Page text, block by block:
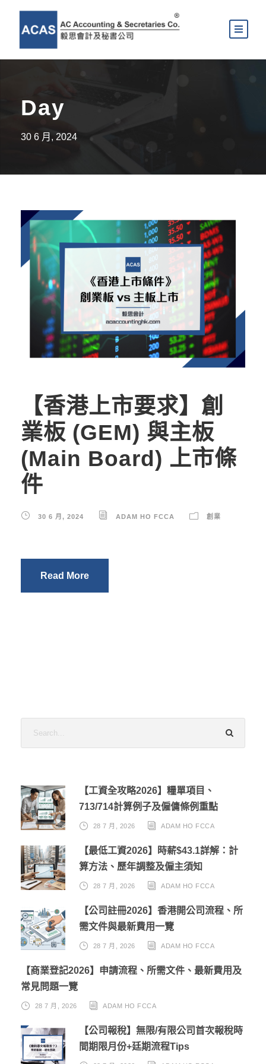
Day
30 6 月, 2024
【香港上市要求】創
業板 (GEM) 與主板
(Main Board) 上市條
件
30 6 月, 2024 ADAM HO FCCA 創業
Read More
【工資全攻略2026】糧單項目、
713/714計算例子及僱傭條例重點
28 7 月, 2026 ADAM HO FCCA
【最低工資2026】時薪$43.1詳解：計
算方法、歷年調整及僱主須知
28 7 月, 2026 ADAM HO FCCA
【公司註冊2026】香港開公司流程、所
需文件與最新費用一覽
28 7 月, 2026 ADAM HO FCCA
【商業登記2026】申請流程、所需文件、最新費用及
常見問題一覽
28 7 月, 2026 ADAM HO FCCA
【公司報稅】無限/有限公司首次報稅時
間期限月份+廷期流程Tips